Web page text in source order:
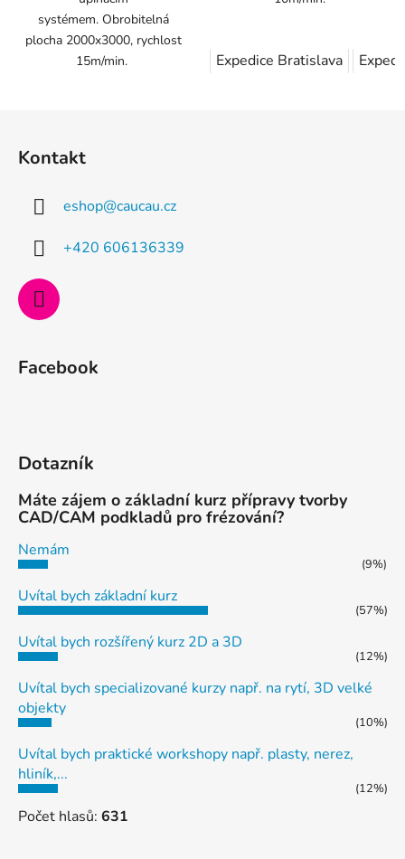
systémem. Obrobitelná
plocha 2000x3000, rychlost
15m/min.
Expedice Bratislava
Kontakt
eshop@caucau.cz
+420 606136339
Facebook
Dotazník
Máte zájem o základní kurz přípravy tvorby
CAD/CAM podkladů pro frézování?
Nemám
(9%)
Uvítal bych základní kurz
(57%)
Uvítal bych rozšířený kurz 2D a 3D
(12%)
Uvítal bych specializované kurzy např. na rytí, 3D velké
objekty
(10%)
Uvítal bych praktické workshopy např. plasty, nerez,
hliník,...
(12%)
Počet hlasů: 631